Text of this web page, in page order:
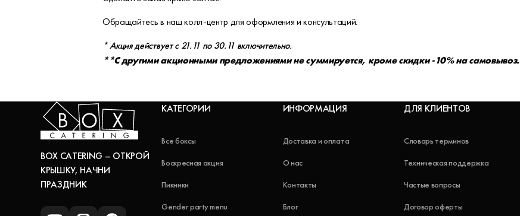
Обращайтесь в наш колл-центр для оформления и консультаций.
* Акция действует с 21.11 по 30.11 включительно.
**С другими акционными предложениями не суммируется, кроме скидки -10% на самовывоз.
BOX CATERING – ОТКРОЙ
КРЫШКУ, НАЧНИ
ПРАЗДНИК
КАТЕГОРИИ
Все боксы
Воскресная акция
Пикники
Gender party menu
ИНФОРМАЦИЯ
Доставка и оплата
О нас
Контакты
Блог
ДЛЯ КЛИЕНТОВ
Словарь терминов
Техническая поддержка
Частые вопросы
Договор оферты